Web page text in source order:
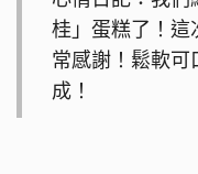
桂」蛋糕了！這
常感謝！鬆軟可
成！